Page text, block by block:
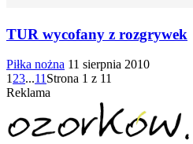
TUR wycofany z rozgrywek
Piłka nożna 11 sierpnia 2010
1 23...11 Strona 1 z 11
Reklama